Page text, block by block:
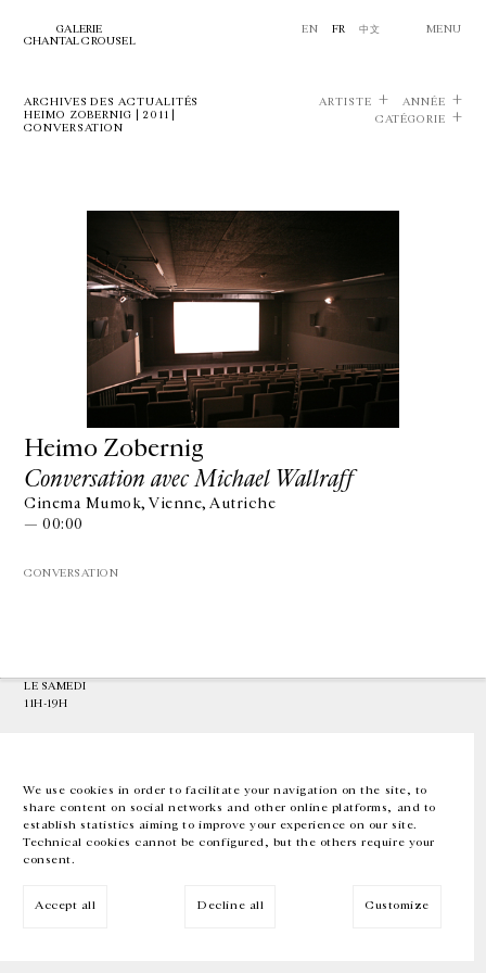
We use cookies in order to facilitate your navigation on the site, to
share content on social networks and other online platforms, and to
establish statistics aiming to improve your experience on our site.
Technical cookies cannot be configured, but the others require your
consent.
Accept all Decline all Customize
GALERIE
CHANTAL CROUSEL
EN FR 中文 MENU
ARCHIVES DES ACTUALITÉS
HEIMO ZOBERNIG | 2011 |
CONVERSATION
ARTISTE
ANNÉE
CATÉGORIE
Heimo Zobernig
Conversation avec Michael Wallraff
Cinema Mumok, Vienne, Autriche
— 00:00
CONVERSATION
T.+33 1 42 77 38 87
LE SAMEDI
11H-19H
EN FR 中文 Facebook Instagram
Inscrivez-vous à notre newsletter